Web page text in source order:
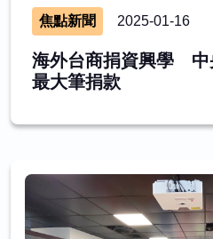
焦點新聞 2025-01-16
海外台商捐資興學 中
最大筆捐款